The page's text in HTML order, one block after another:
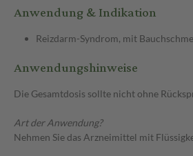
Anwendung & Indikation
Reizdarm-Syndrom, mit
Anwendungshinweise
Die Gesamtdosis sollte nicht ohne
Art der Anwendung?
Nehmen Sie das Arzneimittel mit